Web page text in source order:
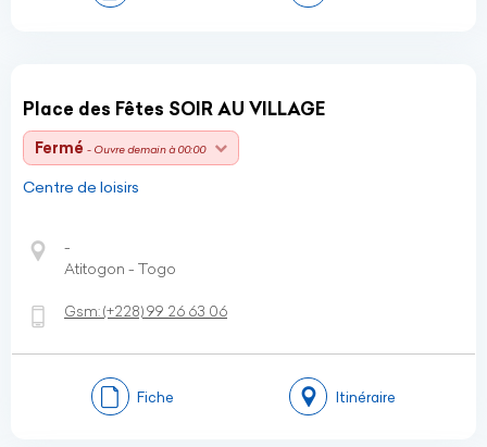
Place des Fêtes SOIR AU VILLAGE
Fermé - Ouvre demain à 00:00
Centre de loisirs
-
Atitogon - Togo
Gsm:(+228)99 26 63 06
Fiche Itinéraire